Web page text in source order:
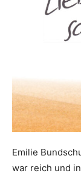
Emilie
war reich und